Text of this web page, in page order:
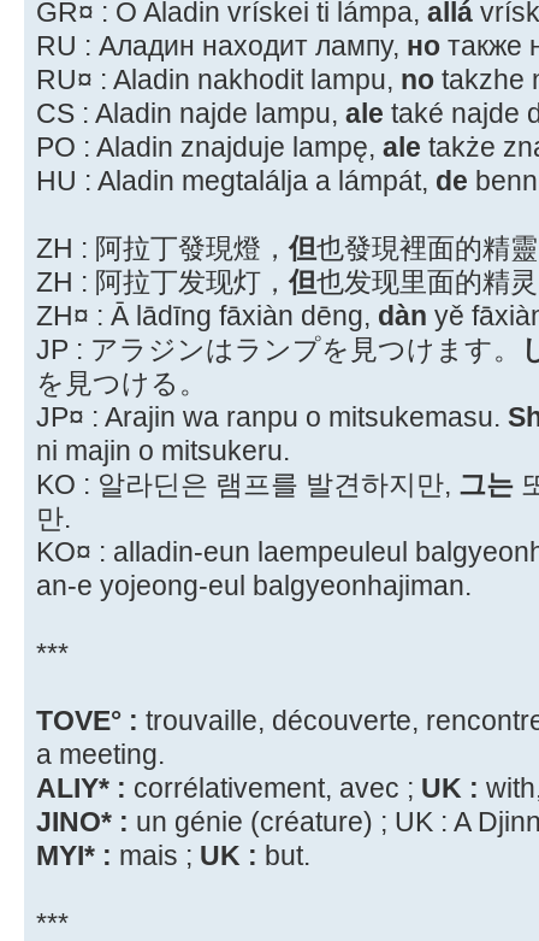
GR¤ : O Aladin vrískei ti lámpa, allá
RU : Аладин находит лампу, но также
RU¤ : Aladin nakhodit lampu, no takzhe
CS : Aladin najde lampu, ale také najde
PO : Aladin znajduje lampę, ale także
HU : Aladin megtalálja a lámpát, de
ZH : 阿拉丁發現燈，但也發現裡面的精靈
ZH : 阿拉丁发现灯，但也发现里面的精
ZH¤ : Ā lādīng fāxiàn dēng, dàn yě
JP : アラジンはランプを見つけます。
を見つける。
JP¤ : Arajin wa ranpu o mitsukemasu.
ni majin o mitsukeru.
KO : 알라딘은 램프를 발견하지만, 그는
만.
KO¤ : alladin-eun laempeuleul
an-e yojeong-eul balgyeonhajiman.
***
TOVE° : trouvaille, découverte,
a meeting.
ALIY* : corrélativement, avec ; UK :
JINO* : un génie (créature) ; UK : A
MYI* : mais ; UK : but.
***